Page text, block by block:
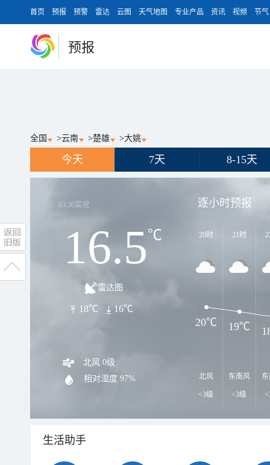
首页 预报 预警 雷达 云图 天气地图 专业产品 资讯 视频 节气
预报
全国 >云南 >楚雄 >大姚
今天 7天 8-15天
03:30实况
16.5℃
雷达图
18℃ 16℃
北风 0级
相对湿度 97%
逐小时预报
20时
北风
<3级
21时
东南风
<3级
20℃ 19℃
生活助手